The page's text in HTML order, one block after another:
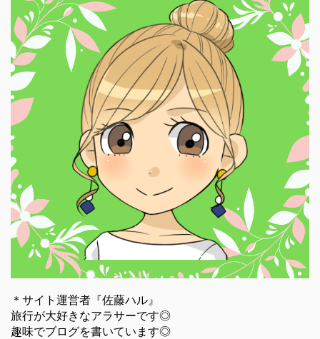
＊サイト運営者『佐藤ハル』
旅行が大好きなアラサーです◎
趣味でブログを書いています◎